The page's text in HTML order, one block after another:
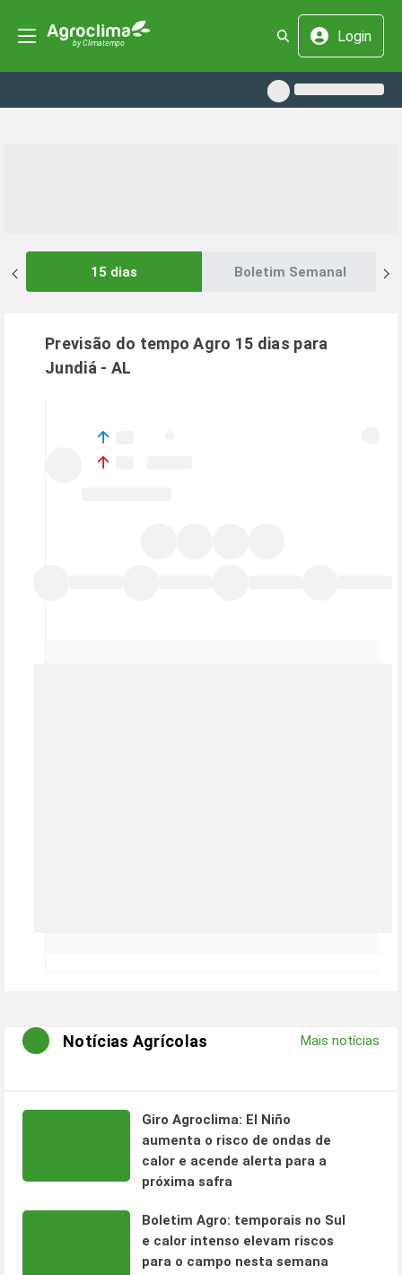
Login
15 dias Boletim Semanal
Previsão do tempo Agro 15 dias para
Jundiá - AL
Notícias Agrícolas Mais notícias
Giro Agroclima: El Niño
aumenta o risco de ondas de
calor e acende alerta para a
próxima safra
Boletim Agro: temporais no Sul
e calor intenso elevam riscos
para o campo nesta semana